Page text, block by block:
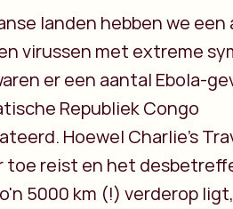
landen hebben we een
virussen met extreme
er een aantal Ebola-
Republiek Congo
Hoewel Charlie’s
toe reist en het
5000 km (!) verderop